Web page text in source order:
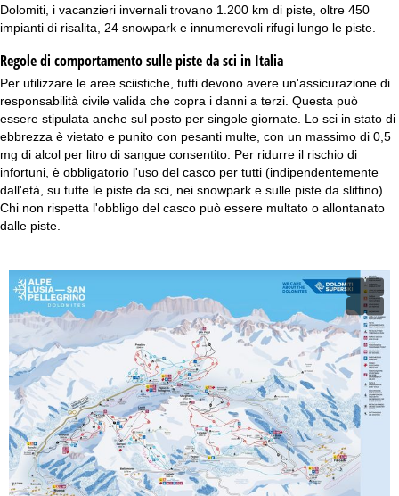
Dolomiti, i vacanzieri invernali trovano 1.200 km di piste, oltre 450
impianti di risalita, 24 snowpark e innumerevoli rifugi lungo le piste.
Regole di comportamento sulle piste da sci in Italia
Per utilizzare le aree sciistiche, tutti devono avere un'assicurazione di
responsabilità civile valida che copra i danni a terzi. Questa può
essere stipulata anche sul posto per singole giornate. Lo sci in stato di
ebbrezza è vietato e punito con pesanti multe, con un massimo di 0,5
mg di alcol per litro di sangue consentito. Per ridurre il rischio di
infortuni, è obbligatorio l'uso del casco per tutti (indipendentemente
dall'età, su tutte le piste da sci, nei snowpark e sulle piste da slittino).
Chi non rispetta l'obbligo del casco può essere multato o allontanato
dalle piste.